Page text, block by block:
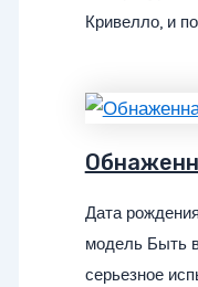
Кривелло, и
Дата
модель Быть
серьезное